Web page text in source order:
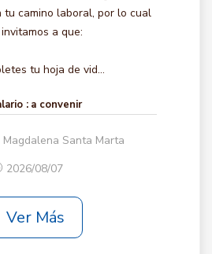
tu camino laboral, por lo cual
a que:
tu hoja de vid...
: a convenir
Magdalena Santa Marta
2026/08/07
Ver Más